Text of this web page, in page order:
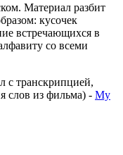
Материал разбит
кусочек
встречающихся в
со всеми
с транскрипцией,
слов из фильма) - My